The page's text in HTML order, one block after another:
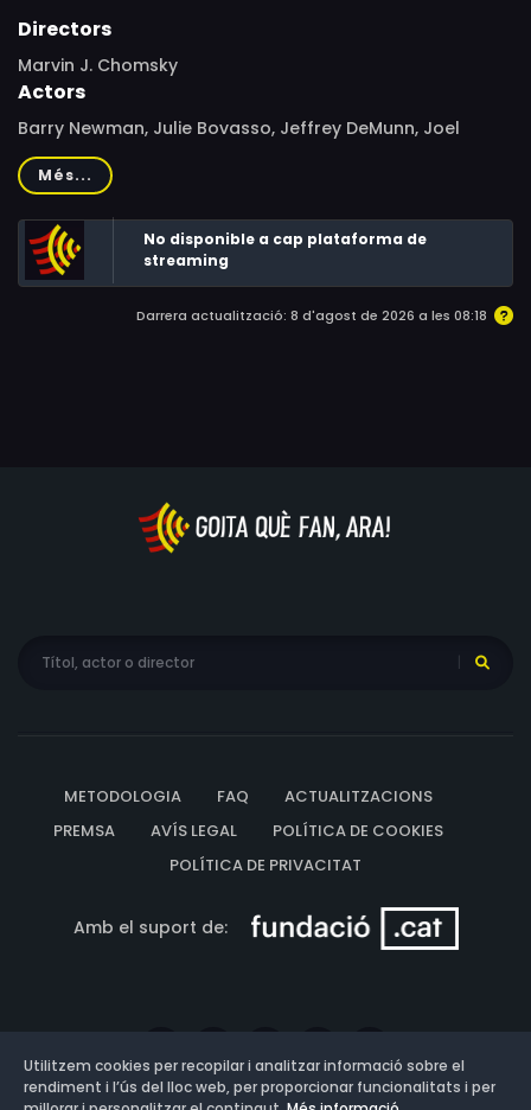
Directors
Marvin J. Chomsky
Actors
Barry Newman, Julie Bovasso, Jeffrey DeMunn, Joel
Fabiani, Gail Strickland, Harold Gould, Anne DeSalvo, Ron
McLarty, Mary-Joan Negro, Maureen Anderman, Sam
Coppola, Scott Russell Brown, E. Brian Dean, Win Forman,
Jo Henderson, Justine Lichtman, Mike McBlair, Michael J.
Miller, Michael Miller, Jerry Rowe, Alan Sader, Fred Strong
Més...
No disponible a cap plataforma de
streaming
Darrera actualització: 8 d'agost de 2026 a les 08:18
METODOLOGIA FAQ
ACTUALITZACIONS
PREMSA
AVÍS LEGAL
POLÍTICA DE COOKIES
POLÍTICA DE PRIVACITAT
Amb el suport de:
Utilitzem cookies per recopilar i analitzar informació sobre el
rendiment i l’ús del lloc web, per proporcionar funcionalitats i per